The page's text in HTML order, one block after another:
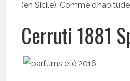
(en Sicile). Comme
Cerruti 1881